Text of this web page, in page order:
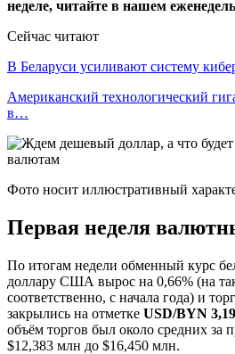
неделе, читайте в нашем
Сейчас читают
В Беларуси усиливают систему
Американский технологический
в…
Фото носит иллюстративный
Первая неделя
По итогам недели обменный курс
доллару США вырос на 0,66% (на
соответственно, с начала года) и
закрылись на отметке USD/BYN
объём торгов был около средних за
$12,383 млн до $16,450 млн.